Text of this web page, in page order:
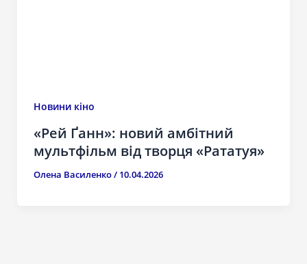
Новини кіно
«Рей Ґанн»: новий амбітний
мультфільм від творця «Рататуя»
Олена Василенко/ 10.04.2026